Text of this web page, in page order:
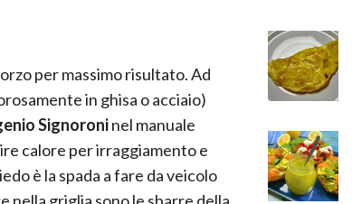
per massimo risultato. Ad
in ghisa o acciaio)
Signoroninel manuale
calore per irraggiamento e
è la spada a fare da veicolo